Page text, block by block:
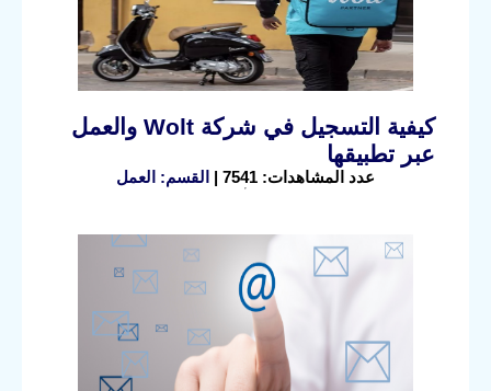
كيفية التسجيل في شركة Wolt والعمل
عبر تطبيقها
عدد المشاهدات: 7541 | القسم: العمل